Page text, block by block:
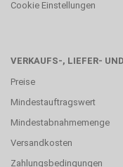
Cookie Einstellungen
VERKAUFS-, LIEFER-
Preise
Mindestauftragswert
Mindestabnahmemenge
Versandkosten
Zahlungsbedingungen